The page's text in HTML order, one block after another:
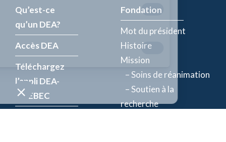
Qu’est-ce
qu’un DEA?
Accès DEA
Téléchargez
l’appli DEA-
QUÉBEC
Fondation
Mot du président
Histoire
Mission
– Soins de réanimation
– Soutien à la
recherche